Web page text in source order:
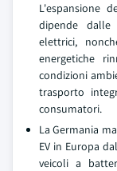
L'espansione
dipende dalle
elettrici,
energetiche
condizioni
trasporto
consumatori.
La Germania
EV in Europa
veicoli a